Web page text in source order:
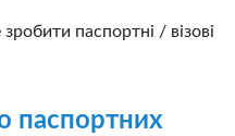
паспортні / візові
паспортних